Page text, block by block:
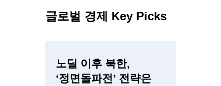
글로벌 경제 Key Picks
노딜 이후 북한,
‘정면돌파전’ 전략은